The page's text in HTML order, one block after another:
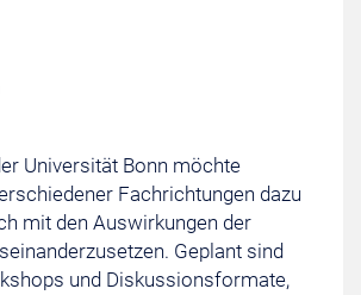
Universität Bonn möchte
Fachrichtungen dazu
mit den Auswirkungen der
Geplant sind
und Diskussionsformate,